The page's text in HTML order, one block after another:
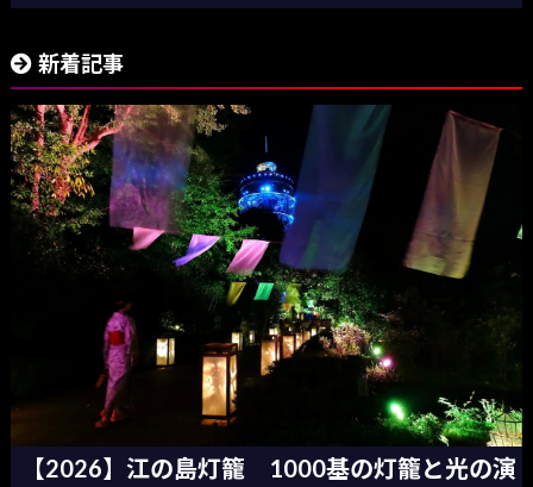
新着記事
【2026】江の島灯籠 1000基の灯籠と光の演